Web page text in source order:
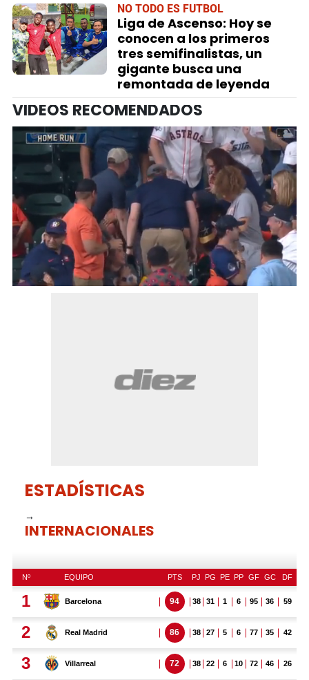
NO TODO ES FUTBOL
Liga de Ascenso: Hoy se
conocen a los primeros
tres semifinalistas, un
gigante busca una
remontada de leyenda
VIDEOS RECOMENDADOS
ESTADÍSTICAS
→
INTERNACIONALES